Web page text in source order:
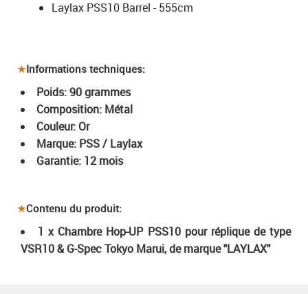
Laylax PSS10 Barrel - 555cm
Informations techniques:
Poids: 90 grammes
Composition: Métal
Couleur: Or
Marque: PSS / Laylax
Garantie: 12 mois
Contenu du produit:
1 x Chambre Hop-UP PSS10 pour réplique de type
VSR10 & G-Spec Tokyo Marui, de marque "LAYLAX"